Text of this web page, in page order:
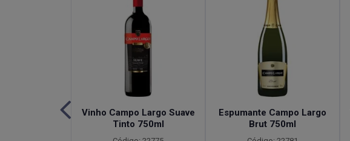
Vinho Campo Largo Suave
Tinto 750ml
Espumante Campo Largo
Brut 750ml